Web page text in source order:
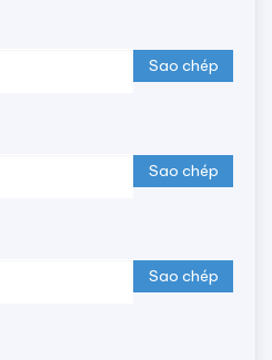
Sao chép
Sao chép
Sao chép